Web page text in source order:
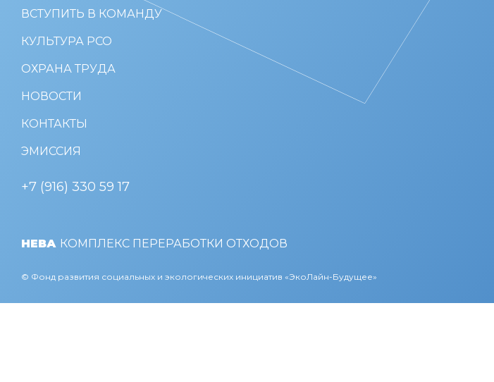
НЕВА КОМПЛЕКС ПЕРЕРАБОТКИ ОТХОДОВ
© Фонд развития социальных и экологических инициатив «ЭкоЛайн-Будущее»
ВСТУПИТЬ В КОМАНДУ
КУЛЬТУРА РСО
ОХРАНА ТРУДА
НОВОСТИ
КОНТАКТЫ
ЭМИССИЯ
+7 (916) 330 59 17